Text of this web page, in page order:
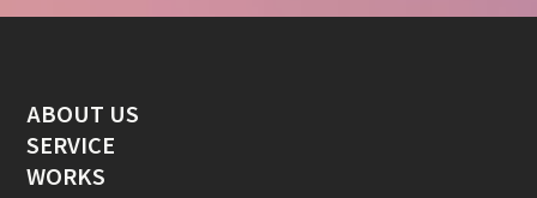
ABOUT US
SERVICE
WORKS